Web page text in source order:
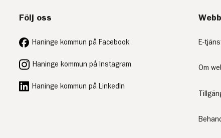
Följ oss
Haninge kommun på Facebook
Haninge kommun på Instagram
Haninge kommun på LinkedIn
E-
Om